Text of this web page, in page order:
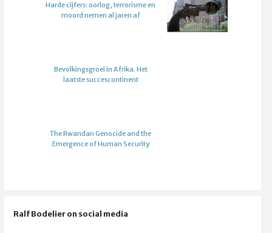
Harde cijfers: oorlog, terrorisme en
moord nemen al jaren af
Bevolkingsgroei in Afrika. Het
laatste succescontinent
The Rwandan Genocide and the
Emergence of Human Security
Ralf Bodelier on social media